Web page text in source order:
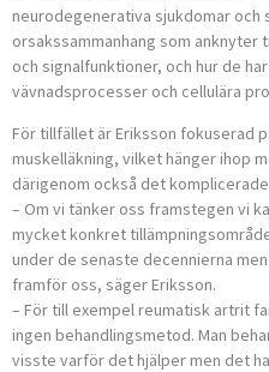
neurodegenerativa sjukdomar och
orsakssammanhang som
och signalfunktioner, och hur de
vävnadsprocesser och cellulära
För tillfället är Eriksson fokuserad
muskelläkning, vilket hänger ihop
därigenom också det
– Om vi tänker oss framstegen vi
mycket konkret
under de senaste decennierna
framför oss, säger Eriksson.
– För till exempel reumatisk artrit
ingen behandlingsmetod. Man
visste varför det hjälper men det